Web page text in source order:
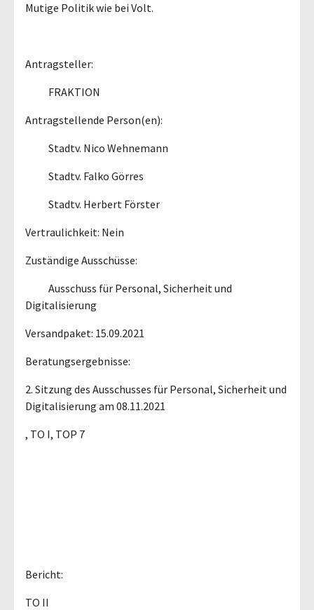
Mutige Politik wie bei Volt.
Antragsteller:
FRAKTION
Antragstellende Person(en):
Stadtv. Nico Wehnemann
Stadtv. Falko Görres
Stadtv. Herbert Förster
Vertraulichkeit: Nein
Zuständige Ausschüsse:
Ausschuss für Personal, Sicherheit und
Digitalisierung
Versandpaket: 15.09.2021
Beratungsergebnisse:
2. Sitzung des Ausschusses für Personal, Sicherheit und
Digitalisierung am 08.11.2021
, TO I, TOP 7
Bericht:
TO II